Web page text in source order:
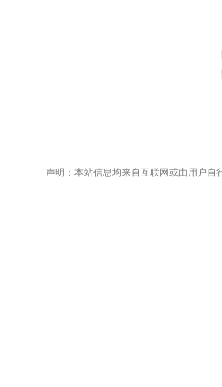
声明：本站信息均来自互联网或由用户